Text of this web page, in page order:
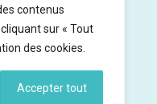
contenus
sur « Tout
des cookies.
Accepter tout